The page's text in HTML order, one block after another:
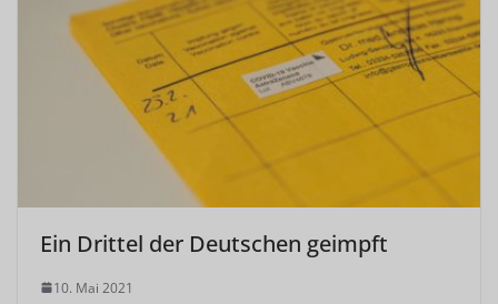
Ein Drittel der Deutschen geimpft
10. Mai 2021